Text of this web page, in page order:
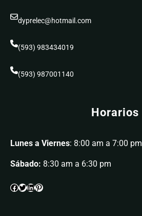
dyprelec@hotmail.com
(593) 983434019
(593) 987001140
Horarios
Lunes a Viernes: 8:00 am a 7:00 pm
Sábado: 8:30 am a 6:30 pm